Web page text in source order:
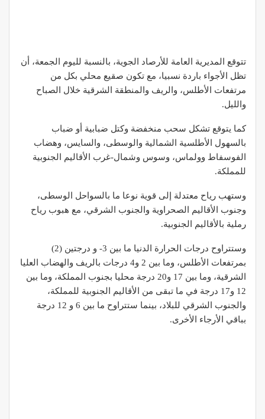
تتوقع المديرية العامة للأرصاد الجوية، بالنسبة لليوم الجمعة، أن
تظل الأجواء باردة نسبيا، مع تكون صقيع محلي بكل من
مرتفعات الأطلس، والريف والمنطقة الشرقية خلال الصباح
والليل.
كما يتوقع تشكل سحب منخفضة وكتل ضبابية أو ضباب
بالسهول الأطلسية الشمالية والوسطى، والسايس، وهضاب
الفوسفاط وولماس، وسوس وشمال-غرب الأقاليم الجنوبية
للمملكة.
وستهب رياح معتدلة إلى قوية نوعا ما بالسواحل الوسطى،
وجنوب الأقاليم الصحراوية والجنوب الشرقي، مع هبوب رياح
رملية بالأقاليم الجنوبية.
وستتراوح درجات الحرارة الدنيا ما بين 3- و درجتين (2)
بمرتفعات الأطلس، وما بين 2 و4 درجات بالريف والهضاب العليا
الشرقية، وما بين 17 و20 درجة محليا بجنوب المملكة، وما بين
12 و17 درجة في ما تبقى من الأقاليم الجنوبية للمملكة،
والجنوب الشرقي للبلاد، بينما ستتراوح ما بين 6 و 12 درجة
بباقي الأرجاء الأخرى.